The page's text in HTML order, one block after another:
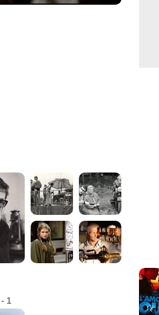
- 1